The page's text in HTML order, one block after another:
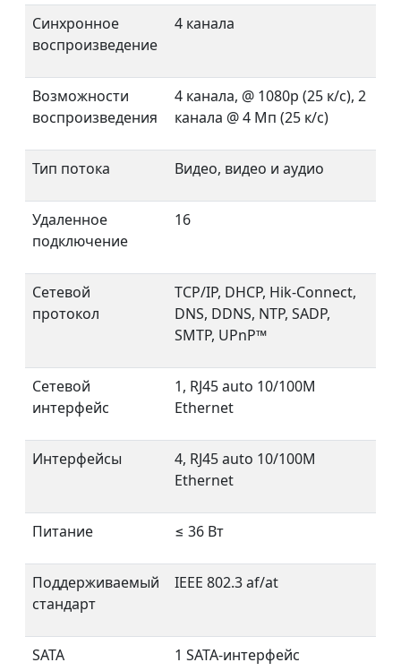
Синхронное
воспроизведение
4 канала
Возможности
воспроизведения
4 канала, @ 1080p (25 к/с), 2
канала @ 4 Мп (25 к/с)
Тип потока Видео, видео и аудио
Удаленное
подключение
16
Сетевой
протокол
TCP/IP, DHCP, Hik-Connect,
DNS, DDNS, NTP, SADP,
SMTP, UPnP™
Сетевой
интерфейс
1, RJ45 auto 10/100M
Ethernet
Интерфейсы
4, RJ45 auto 10/100M
Ethernet
Питание ≤ 36 Вт
Поддерживаемый
стандарт
IEEE 802.3 af/at
SATA 1 SATA-интерфейс